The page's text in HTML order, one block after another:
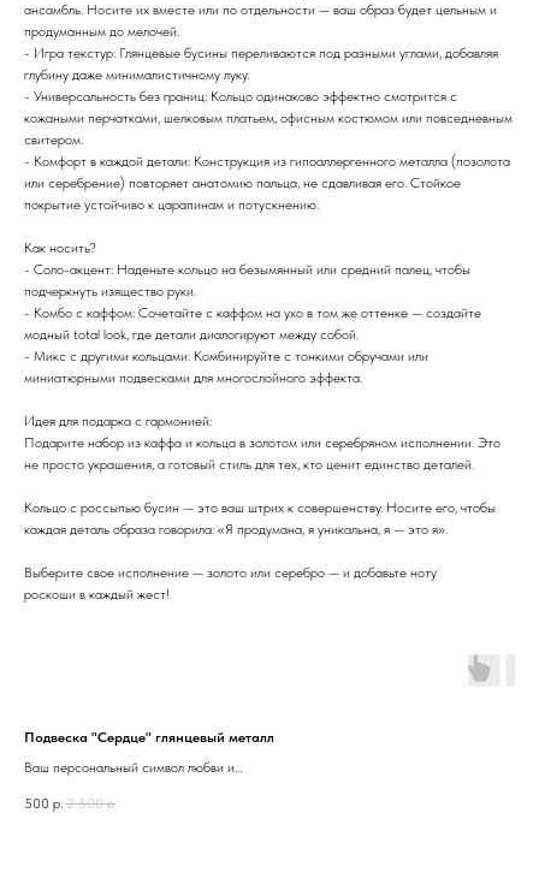
ансамбль. Носите их вместе или по отдельности — ваш образ будет цельным и
продуманным до мелочей.
- Игра текстур: Глянцевые бусины переливаются под разными углами, добавляя
глубину даже минималистичному луку.
- Универсальность без границ: Кольцо одинаково эффектно смотрится с
кожаными перчатками, шелковым платьем, офисным костюмом или повседневным
свитером.
- Комфорт в каждой детали: Конструкция из гипоаллергенного металла (позолота
или серебрение) повторяет анатомию пальца, не сдавливая его. Стойкое
покрытие устойчиво к царапинам и потускнению.
Как носить?
- Соло-акцент: Наденьте кольцо на безымянный или средний палец, чтобы
подчеркнуть изящество руки.
- Комбо с каффом: Сочетайте с каффом на ухо в том же оттенке — создайте
модный total look, где детали диалогируют между собой.
- Микс с другими кольцами: Комбинируйте с тонкими обручами или
миниатюрными подвесками для многослойного эффекта.
Идея для подарка с гармонией:
Подарите набор из каффа и кольца в золотом или серебряном исполнении. Это
не просто украшения, а готовый стиль для тех, кто ценит единство деталей.
Кольцо с россыпью бусин — это ваш штрих к совершенству. Носите его, чтобы
каждая деталь образа говорила: «Я продумана, я уникальна, я — это я».
Выберите свое исполнение — золото или серебро — и добавьте ноту
роскоши в каждый жест!
Подвеска "Сердце" глянцевый металл
Ваш персональный символ любви и
500 р. 2 500 р.